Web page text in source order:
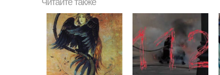
Читайте также